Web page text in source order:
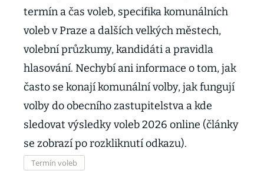
termín a čas voleb, specifika komunálních
voleb v Praze a dalších velkých městech,
volební průzkumy, kandidáti a pravidla
hlasování. Nechybí ani informace o tom, jak
často se konají komunální volby, jak fungují
volby do obecního zastupitelstva a kde
sledovat výsledky voleb 2026 online (články
se zobrazí po rozkliknutí odkazu).
Termín voleb